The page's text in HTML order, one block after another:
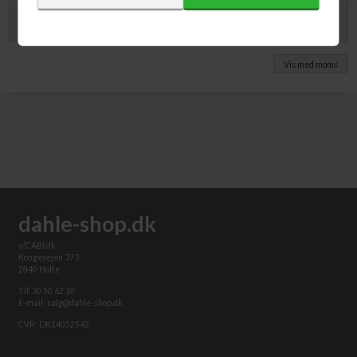
Ydermål af anlægsbord excl. aflægsbord 1165 x 760 mm
Vis med moms
dahle-shop.dk
v/CABI.dk
Kongevejen 373
2840 Holte
Tlf. 30 50 62 10
E-mail: salg@dahle-shop.dk
CVR: DK14052542